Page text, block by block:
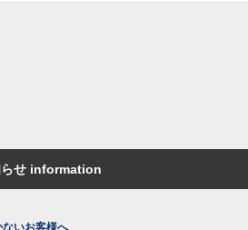
らせ information
いお客様へ